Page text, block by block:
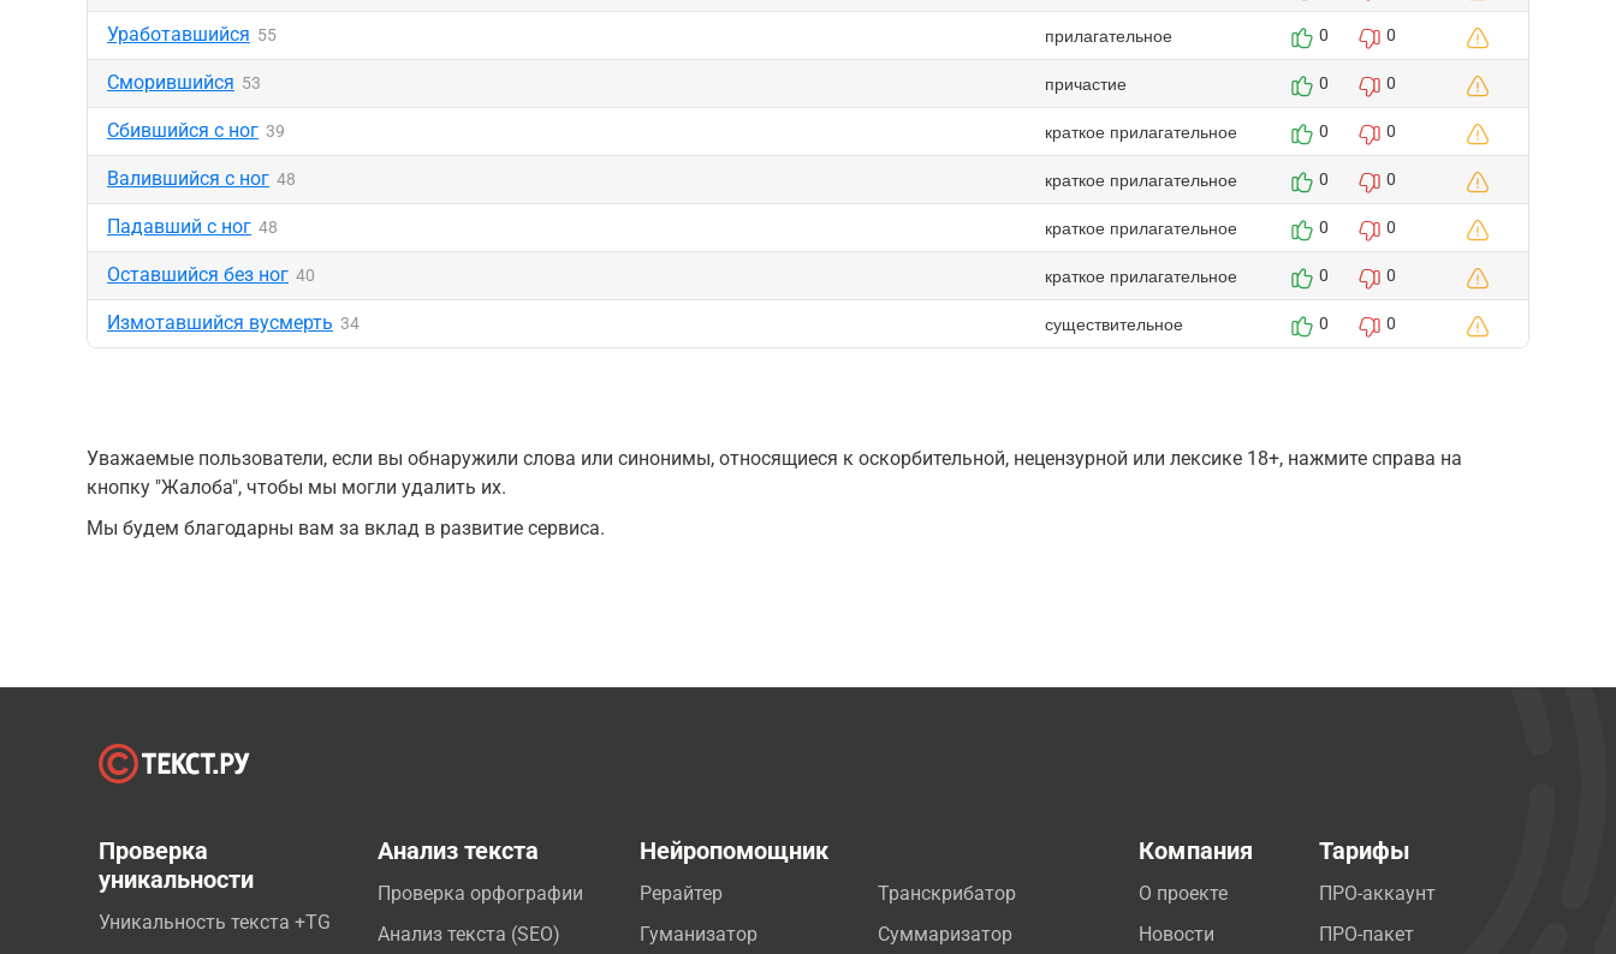
Уработавшийся 55 прилагательное 0 0
Сморившийся 53 причастие 0 0
Сбившийся с ног 39 краткое прилагательное 0 0
Валившийся с ног 48 краткое прилагательное 0 0
Падавший с ног 48 краткое прилагательное 0 0
Оставшийся без ног 40 краткое прилагательное 0 0
Измотавшийся вусмерть 34 существительное 0 0
Уважаемые пользователи, если вы обнаружили слова или синонимы, относящиеся к оскорбительной, нецензурной или лексике 18+, нажмите справа на
кнопку "Жалоба", чтобы мы могли удалить их.
Мы будем благодарны вам за вклад в развитие сервиса.
Проверка
уникальности
Уникальность текста +TG
Анализ текста
Проверка орфографии
Анализ текста (SEO)
Нейропомощник
Рерайтер
Гуманизатор
Транскрибатор
Суммаризатор
Компания
О проекте
Новости
Тарифы
ПРО-аккаунт
ПРО-пакет